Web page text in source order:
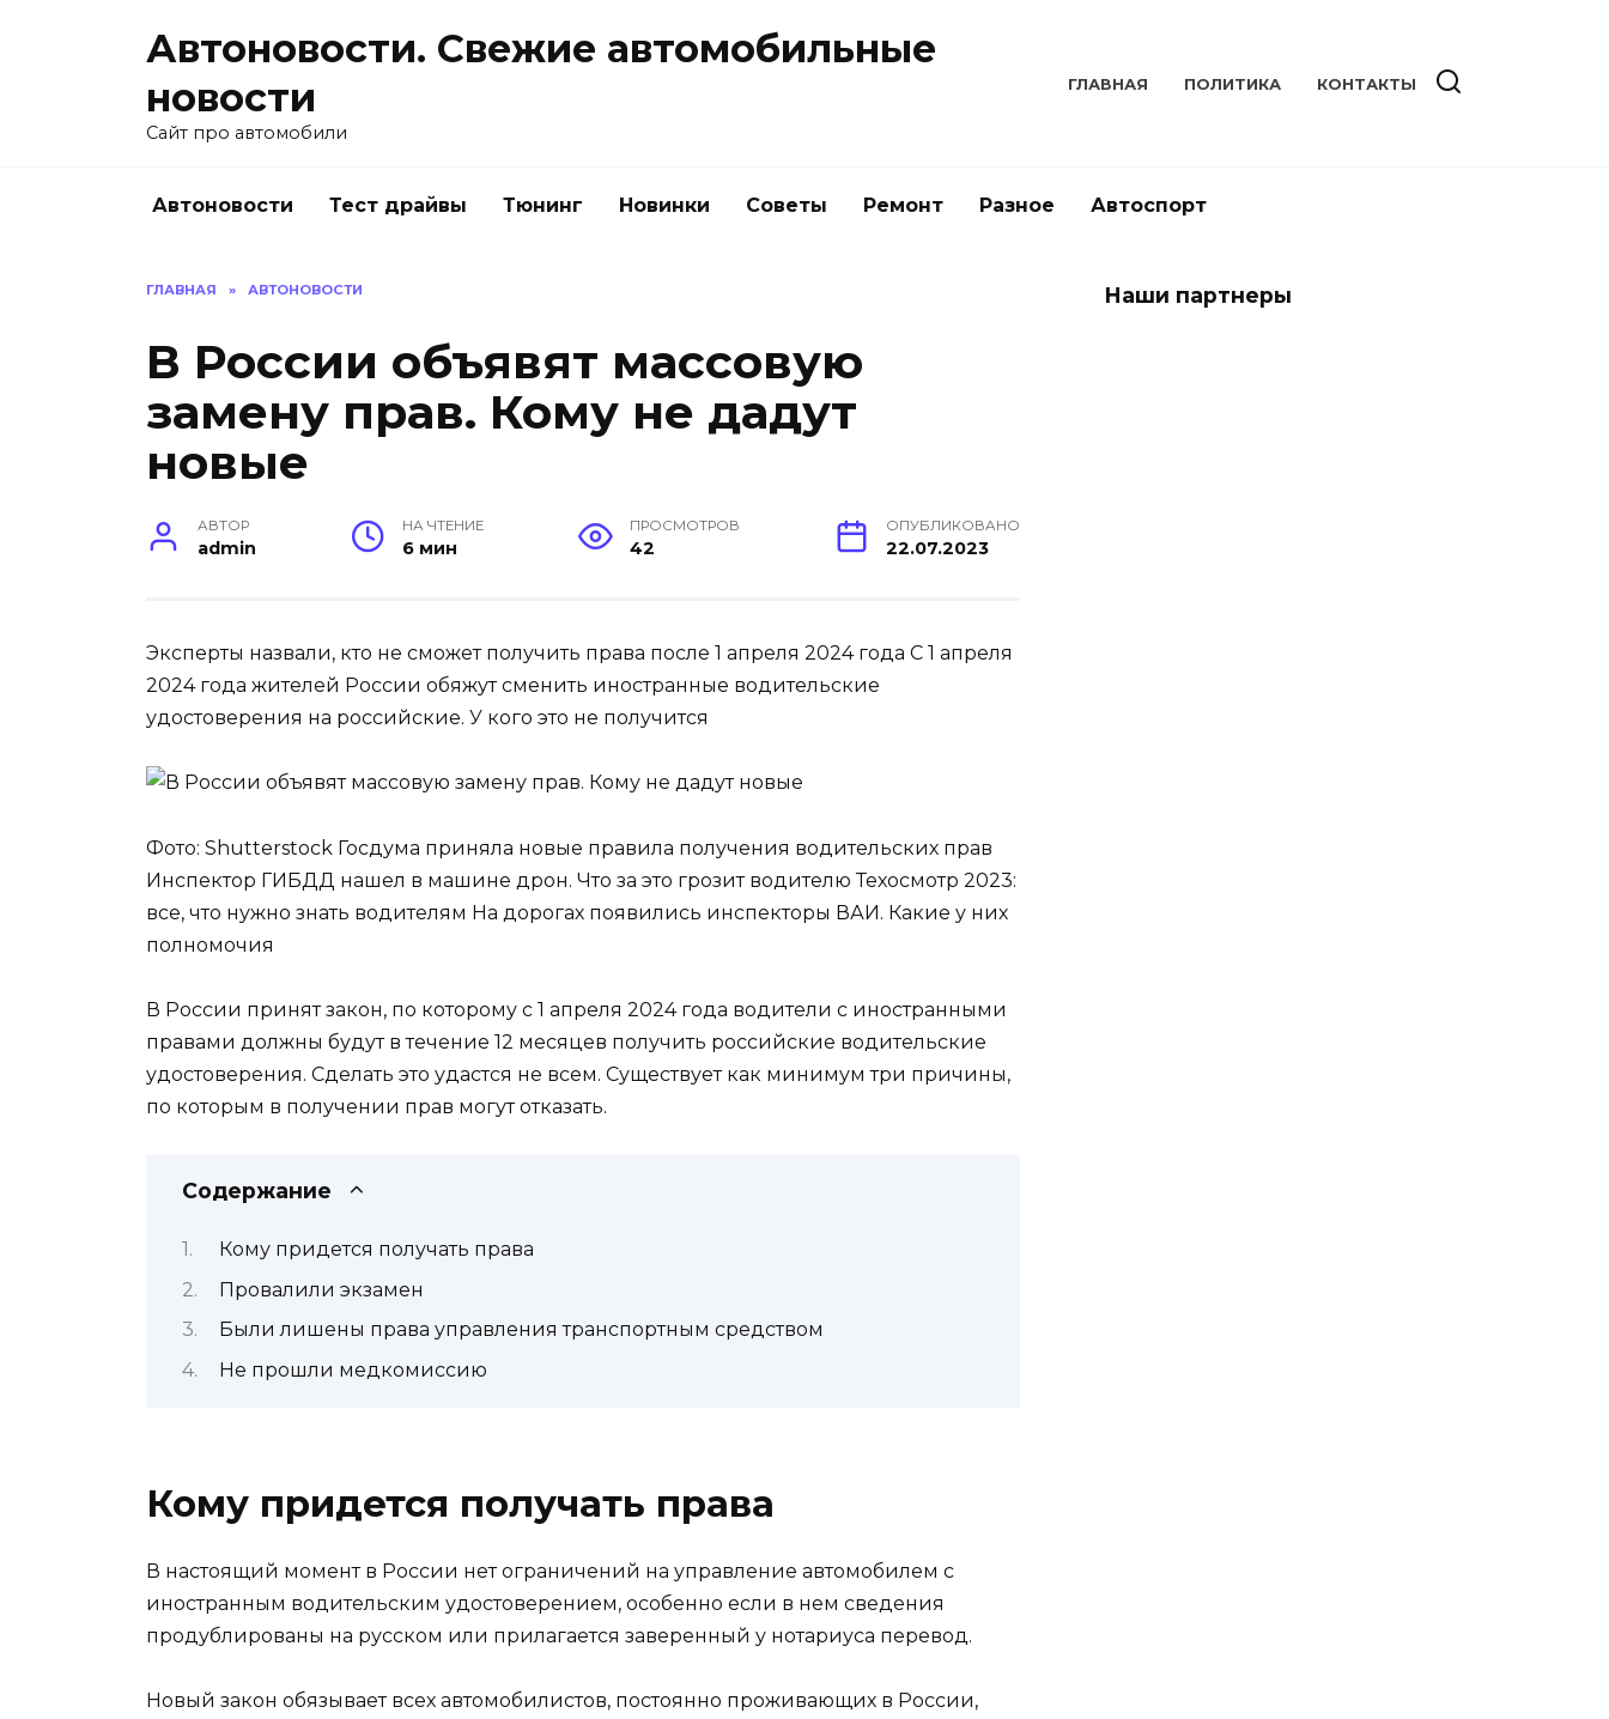
Автоновости. Свежие автомобильные
новости
Сайт про автомобили
ГЛАВНАЯ ПОЛИТИКА КОНТАКТЫ
Автоновости Тест драйвы Тюнинг Новинки Советы Ремонт Разное Автоспорт
ГЛАВНАЯ » АВТОНОВОСТИ
В России объявят массовую
замену прав. Кому не дадут
новые
АВТОР
admin
НА ЧТЕНИЕ
6 мин
ПРОСМОТРОВ
42
ОПУБЛИКОВАНО
22.07.2023
Эксперты назвали, кто не сможет получить права после 1 апреля 2024 года С 1 апреля
2024 года жителей России обяжут сменить иностранные водительские
удостоверения на российские. У кого это не получится
Фото: Shutterstock Госдума приняла новые правила получения водительских прав
Инспектор ГИБДД нашел в машине дрон. Что за это грозит водителю Техосмотр 2023:
все, что нужно знать водителям На дорогах появились инспекторы ВАИ. Какие у них
полномочия
В России принят закон, по которому с 1 апреля 2024 года водители с иностранными
правами должны будут в течение 12 месяцев получить российские водительские
удостоверения. Сделать это удастся не всем. Существует как минимум три причины,
по которым в получении прав могут отказать.
Содержание
Кому придется получать права
Провалили экзамен
Были лишены права управления транспортным средством
Не прошли медкомиссию
Кому придется получать права
В настоящий момент в России нет ограничений на управление автомобилем с
иностранным водительским удостоверением, особенно если в нем сведения
продублированы на русском или прилагается заверенный у нотариуса перевод.
Новый закон обязывает всех автомобилистов, постоянно проживающих в России,
Наши партнеры